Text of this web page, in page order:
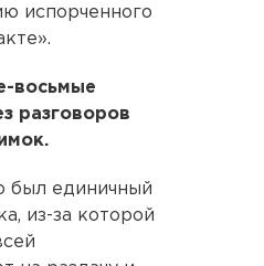
испорченного
восьмые
разговоров
был единичный
из-за которой